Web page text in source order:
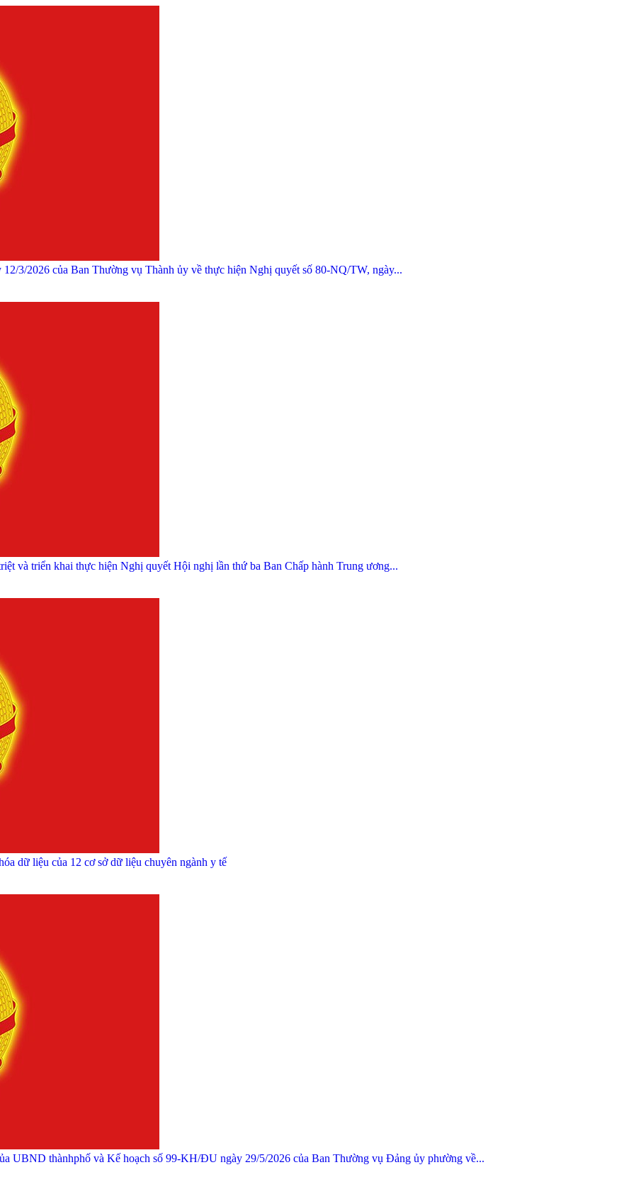
3/2026 của Ban Thường vụ Thành ủy về thực hiện Nghị quyết số 80-NQ/TW, ngày...
và triển khai thực hiện Nghị quyết Hội nghị lần thứ ba Ban Chấp hành Trung ương...
dữ liệu của 12 cơ sở dữ liệu chuyên ngành y tế
UBND thànhphố và Kế hoạch số 99-KH/ĐU ngày 29/5/2026 của Ban Thường vụ Đảng ủy phường về...